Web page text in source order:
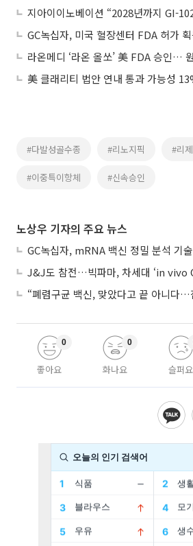
GC녹십자, 미국 혈장센터 FDA 허가
라온메디 ‘라온 올쏘’ 美 FDA 승인…
#다발성골수종 #리노지픽 #리
#이중특이항체 #신속승인
노상우 기자의 주요 뉴스
GC녹십자, mRNA 백신 정밀 분석 기
좋아요
0
화나요
0
슬퍼요